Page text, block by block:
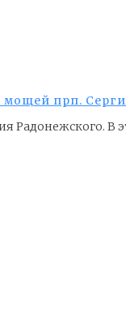
прп.
В